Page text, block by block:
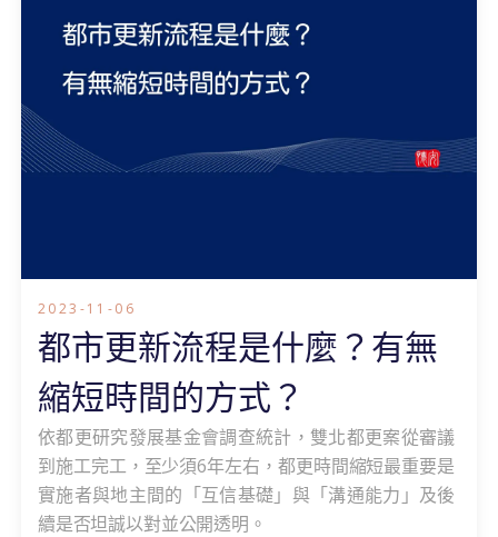
2023-11-06
都市更新流程是什麼？有無
縮短時間的方式？
依都更研究發展基金會調查統計，雙北都更案從審議
到施工完工，至少須6年左右，都更時間縮短最重要是
實施者與地主間的「互信基礎」與「溝通能力」及後
續是否坦誠以對並公開透明。